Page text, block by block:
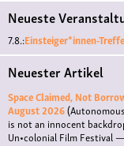
Neueste
7.8.:Einsteiger*innen-
Neuester Artikel
Space Claimed, Not
August 2026
is not an innocent
Un•colonial Film Festival